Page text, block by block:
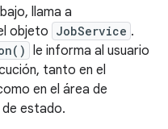
llama a
objeto JobService .
le informa al usuario
tanto en el
en el área de
estado.